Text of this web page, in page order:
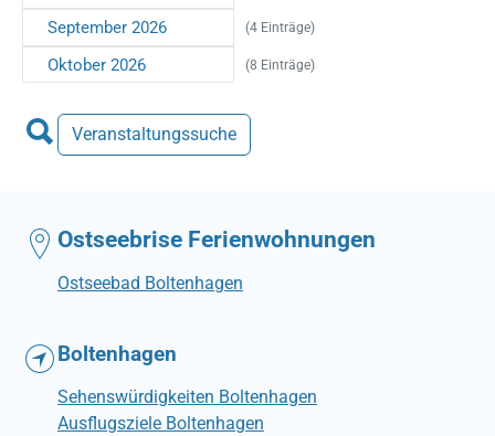
September 2026 (4 Einträge)
Oktober 2026 (8 Einträge)
Veranstaltungssuche
Ostseebrise Ferienwohnungen
Ostseebad Boltenhagen
Boltenhagen
Sehenswürdigkeiten Boltenhagen
Ausflugsziele Boltenhagen